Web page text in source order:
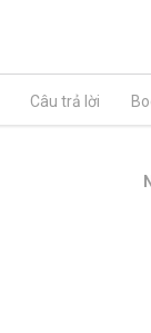
Câu trả lời